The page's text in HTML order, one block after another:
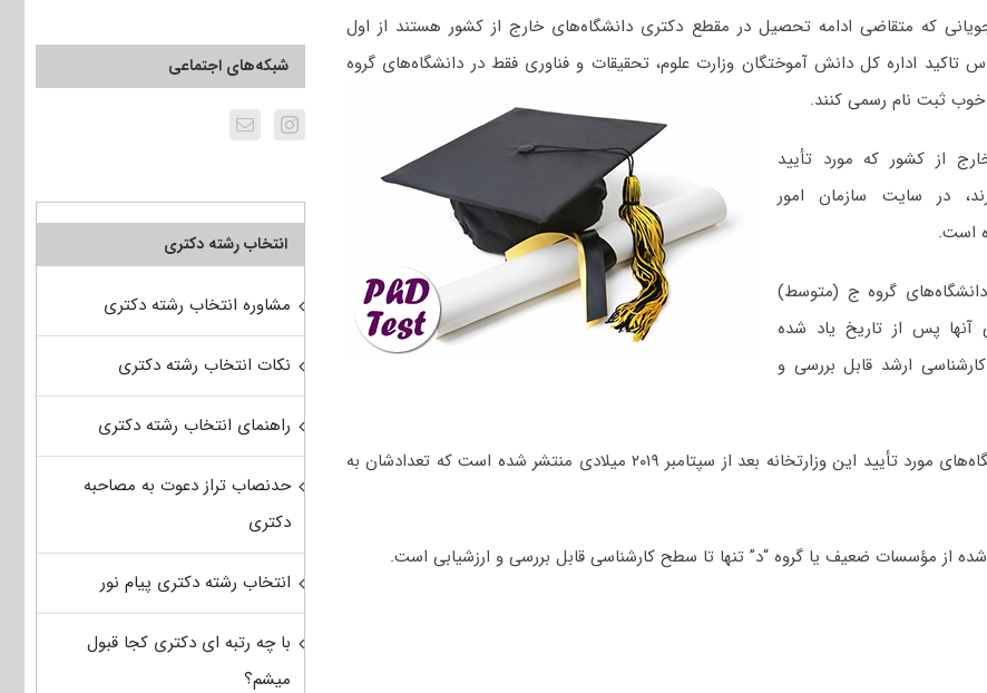
که متقاضی ادامه تحصیل در مقطع دکتری دانشگاه‌های خارج از کشور هستند از اول
تاکید اداره کل دانش آموختگان وزارت علوم، تحقیقات و فناوری فقط در دانشگاه‌های گروه
خوب ثبت نام رسمی کنند.
از کشور که مورد تأیید
در سایت سازمان امور
است.
گروه ج (متوسط)
پس از تاریخ یاد شده
ارشد قابل بررسی و
همچنین، لیست دانشگاه‌های مورد تأیید این وزارتخانه بعد از سپتامبر ۲۰۱۹ میلادی منتشر شده است که تعدادشان به
از مؤسسات ضعیف یا گروه “د” تنها تا سطح کارشناسی قابل بررسی و ارزشیابی است.
شبکه‌های اجتماعی
انتخاب رشته دکتری
مشاوره انتخاب رشته دکتری
نکات انتخاب رشته دکتری
راهنمای انتخاب رشته دکتری
حدنصاب تراز دعوت به مصاحبه
دکتری
انتخاب رشته دکتری پیام نور
با چه رتبه ای دکتری کجا قبول
میشم؟